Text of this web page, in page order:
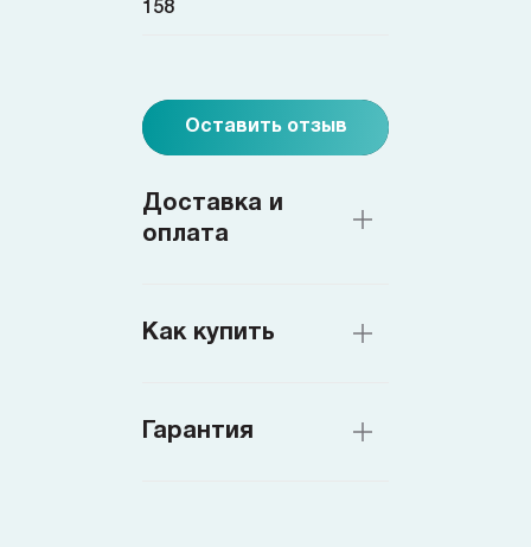
158
Оставить отзыв
Доставка и
оплата
Как купить
Гарантия